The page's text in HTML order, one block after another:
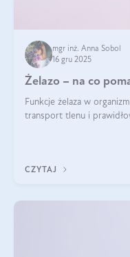
mgr inż. Anna Sobol
16 gru 2025
Żelazo – na co
Funkcje żelaza w
transport tlenu i
CZYTAJ